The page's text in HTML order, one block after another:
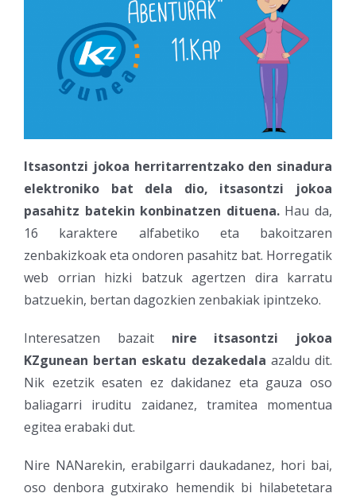
Itsasontzi jokoa herritarrentzako den sinadura
elektroniko bat dela dio, itsasontzi jokoa
pasahitz batekin konbinatzen dituena.Hau da,
16 karaktere alfabetiko eta bakoitzaren
zenbakizkoak eta ondoren pasahitz bat. Horregatik
web orrian hizki batzuk agertzen dira karratu
batzuekin, bertan dagozkien zenbakiak ipintzeko.
Interesatzen bazait nire itsasontzi jokoa
KZgunean bertan eskatu dezakedala azaldu dit.
Nik ezetzik esaten ez dakidanez eta gauza oso
baliagarri iruditu zaidanez, tramitea momentua
egitea erabaki dut.
Nire NANarekin, erabilgarri daukadanez, hori bai,
oso denbora gutxirako hemendik bi hilabetetara